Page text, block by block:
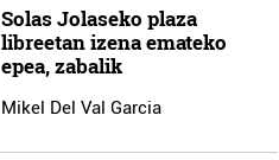
Solas Jolaseko plaza
libreetan izena emateko
epea, zabalik
Mikel Del Val Garcia